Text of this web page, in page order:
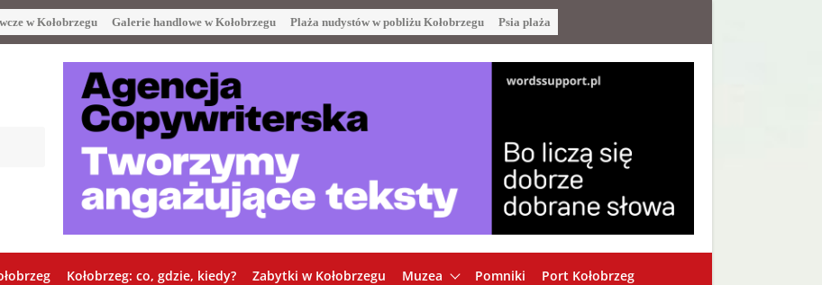
w Kołobrzegu Galerie handlowe w Kołobrzegu Plaża nudystów w pobliżu Kołobrzegu Psia plaża
Kołobrzeg: co, gdzie, kiedy? Zabytki w Kołobrzegu Muzea Pomniki Port Kołobrzeg